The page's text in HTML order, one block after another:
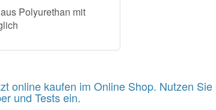
Polyurethan mit
online kaufen im Online Shop. Nutzen
und Tests ein.